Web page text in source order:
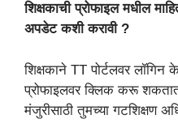
शिक्षकाची प्रोफाइल मधील
अपडेट कशी करावी ?
शिक्षकाने TT पोर्टलवर लॉगिन
प्रोफाइलवर क्लिक करू
मंजुरीसाठी तुमच्या गटशिक्षण